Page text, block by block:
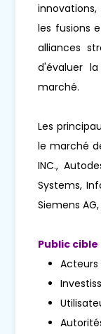
les fusions
alliances
d'évaluer
marché.
Les
le marché
INC.,
Systems,
Siemens
Public cible